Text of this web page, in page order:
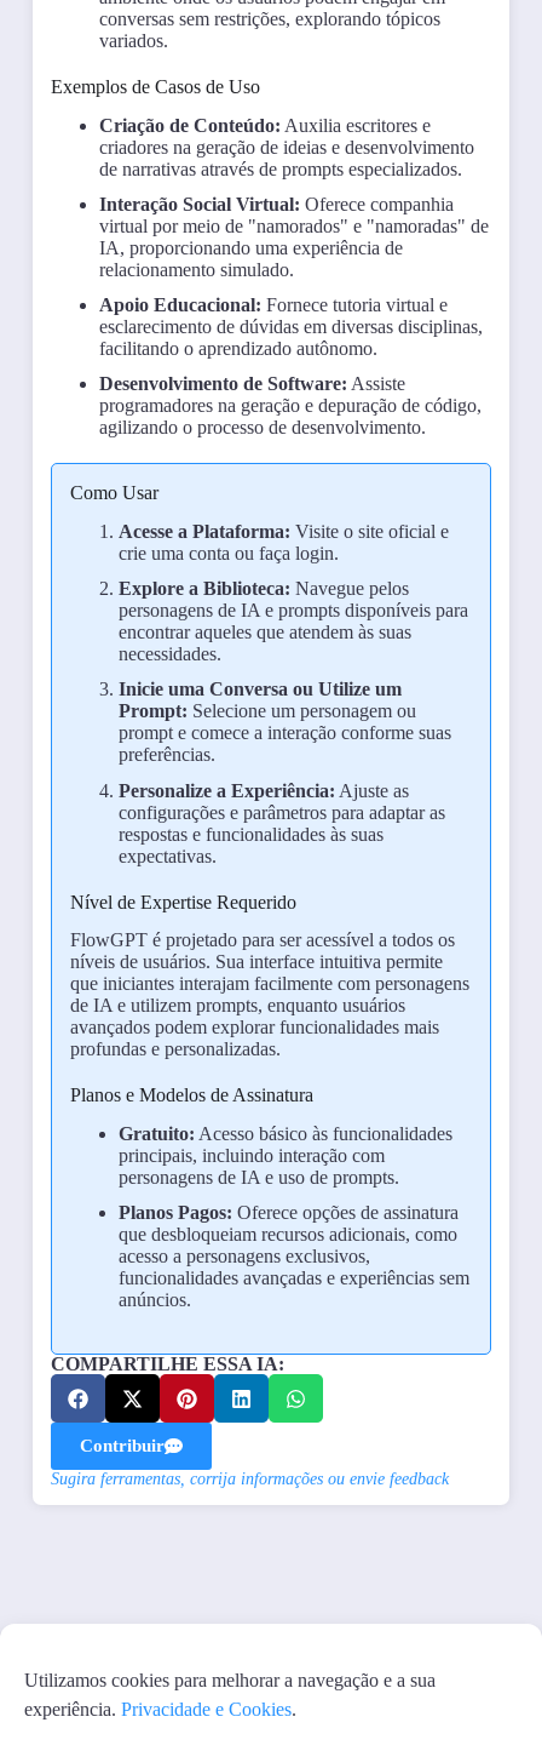
Utilizamos cookies para melhorar a navegação e a sua
experiência. Privacidade e Cookies.
conversas sem restrições, explorando tópicos
variados.
Exemplos de Casos de Uso
Criação de Conteúdo: Auxilia escritores e
criadores na geração de ideias e desenvolvimento
de narrativas através de prompts especializados.
Interação Social Virtual: Oferece companhia
virtual por meio de "namorados" e "namoradas" de
IA, proporcionando uma experiência de
relacionamento simulado.
Apoio Educacional: Fornece tutoria virtual e
esclarecimento de dúvidas em diversas disciplinas,
facilitando o aprendizado autônomo.
Desenvolvimento de Software: Assiste
programadores na geração e depuração de código,
agilizando o processo de desenvolvimento.
Como Usar
Acesse a Plataforma: Visite o site oficial e
crie uma conta ou faça login.
Explore a Biblioteca: Navegue pelos
personagens de IA e prompts disponíveis para
encontrar aqueles que atendem às suas
necessidades.
Inicie uma Conversa ou Utilize um
Prompt: Selecione um personagem ou
prompt e comece a interação conforme suas
preferências.
Personalize a Experiência: Ajuste as
configurações e parâmetros para adaptar as
respostas e funcionalidades às suas
expectativas.
Nível de Expertise Requerido
FlowGPT é projetado para ser acessível a todos os
níveis de usuários. Sua interface intuitiva permite
que iniciantes interajam facilmente com personagens
de IA e utilizem prompts, enquanto usuários
avançados podem explorar funcionalidades mais
profundas e personalizadas.
Planos e Modelos de Assinatura
Gratuito: Acesso básico às funcionalidades
principais, incluindo interação com
personagens de IA e uso de prompts.
Planos Pagos: Oferece opções de assinatura
que desbloqueiam recursos adicionais, como
acesso a personagens exclusivos,
funcionalidades avançadas e experiências sem
anúncios.
COMPARTILHE ESSA IA:
Contribuir
Sugira ferramentas, corrija informações ou envie feedback